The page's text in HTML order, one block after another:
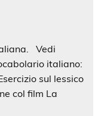
Vedi
italiano:
sul lessico
col film La